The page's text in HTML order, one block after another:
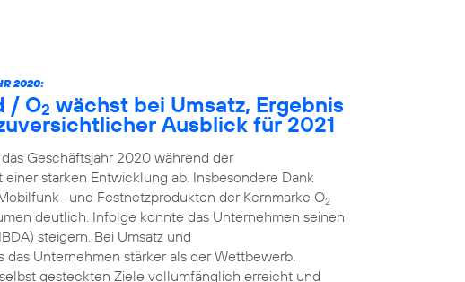
2020:
/ O2 wächst bei Umsatz, Ergebnis
Ausblick für 2021
Geschäftsjahr 2020 während der
starken Entwicklung ab. Insbesondere Dank
und Festnetzprodukten der Kernmarke O2
deutlich. Infolge konnte das Unternehmen seinen
steigern. Bei Umsatz und
Unternehmen stärker als der Wettbewerb.
gesteckten Ziele vollumfänglich erreicht und